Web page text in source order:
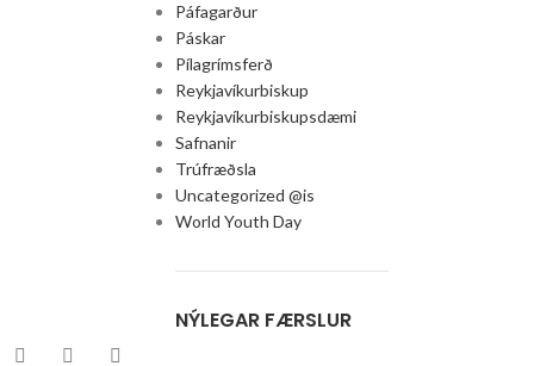
Páfagarður
Páskar
Pílagrímsferð
Reykjavíkurbiskup
Reykjavíkurbiskupsdæmi
Safnanir
Trúfræðsla
Uncategorized @is
World Youth Day
NÝLEGAR FÆRSLUR